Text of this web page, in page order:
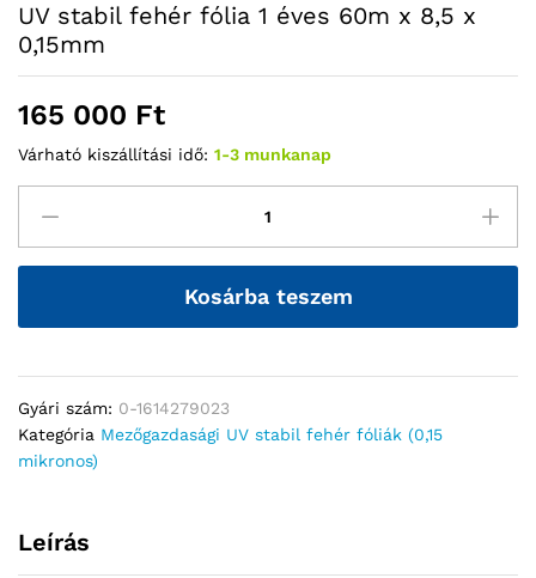
UV stabil fehér fólia 1 éves 60m x 8,5 x
0,15mm
165 000 Ft
Várható kiszállítási idő: 1-3 munkanap
Kosárba teszem
Gyári szám: 0-1614279023
Kategória Mezőgazdasági UV stabil fehér fóliák (0,15
mikronos)
Leírás